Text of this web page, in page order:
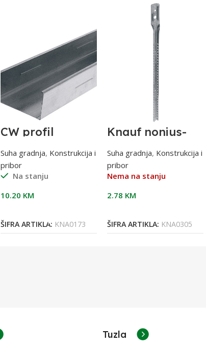
CW profil
75/4000
Suha gradnja, Konstrukcija i
pribor
Na stanju
10.20 KM
ŠIFRA ARTIKLA: KNA0173
Knauf nonius-
100 cm
Suha gradnja, Konstrukcija i
pribor
Nema na stanju
2.78 KM
ŠIFRA ARTIKLA: KNA0305
Tuzla